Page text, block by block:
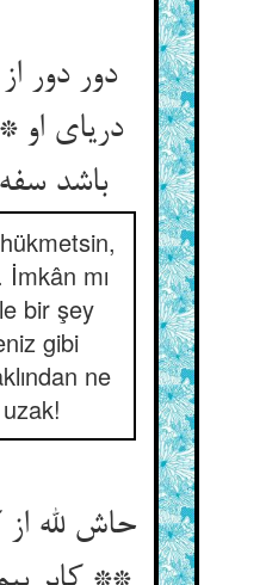
دور دور
دریای او
باشد
İmkân mı
bir şey
gibi
ne
حاش لله از